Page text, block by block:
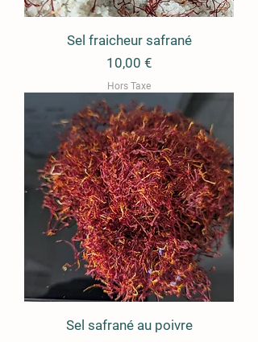
Sel fraicheur safrané
Prix
10,00 €
Hors Taxe
Sel safrané au poivre